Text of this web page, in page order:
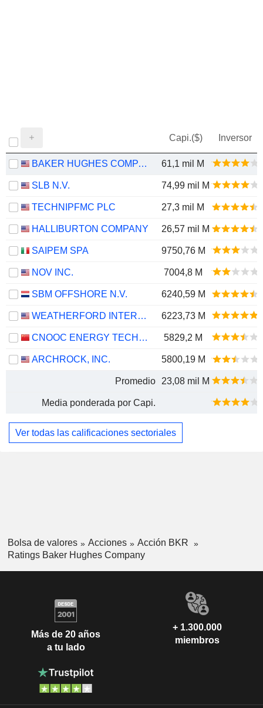
Capi.($) Inversor
BAKER HUGHES COMPANY 61,1 mil M
SLB N.V. 74,99 mil M
TECHNIPFMC PLC 27,3 mil M
HALLIBURTON COMPANY 26,57 mil M
SAIPEM SPA 9750,76 M
NOV INC. 7004,8 M
SBM OFFSHORE N.V. 6240,59 M
WEATHERFORD INTERNATIONAL PLC 6223,73 M
CNOOC ENERGY TECHNOLOGY & SERVICES LIMITED 5829,2 M
ARCHROCK, INC. 5800,19 M
Promedio 23,08 mil M
Media ponderada por Capi.
Ver todas las calificaciones sectoriales
Bolsa de valores Acciones
Acción BKR
Ratings Baker Hughes Company
Más de 20 años
a tu lado
+ 1.300.000
miembros